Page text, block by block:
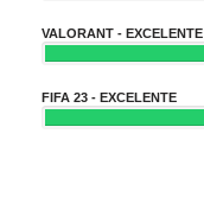
VALORANT - EXCELENTE
FIFA 23 - EXCELENTE